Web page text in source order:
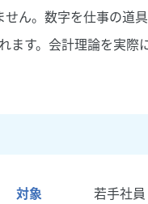
ん。数字を仕事の道具
す。会計理論を実際
対象 若手社